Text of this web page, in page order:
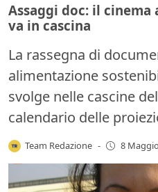
Assaggi doc: il
va in cascina
La rassegna di
alimentazione
svolge nelle cascine
calendario delle
Team Redazione - 8